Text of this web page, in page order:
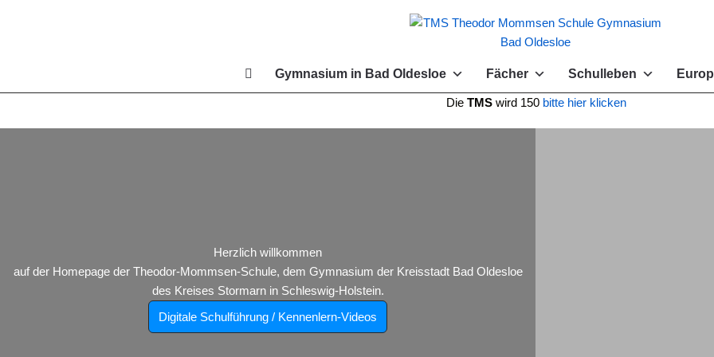
Gymnasium in Bad Oldesloe
Fächer Schulleben
Die TMS wird 150 bitte hier klicken
Herzlich willkommen
auf der Homepage der Theodor-Mommsen-Schule, dem Gymnasium der Kreisstadt Bad Oldesloe
des Kreises Stormarn in Schleswig-Holstein.
Digitale Schulführung / Kennenlern-Videos